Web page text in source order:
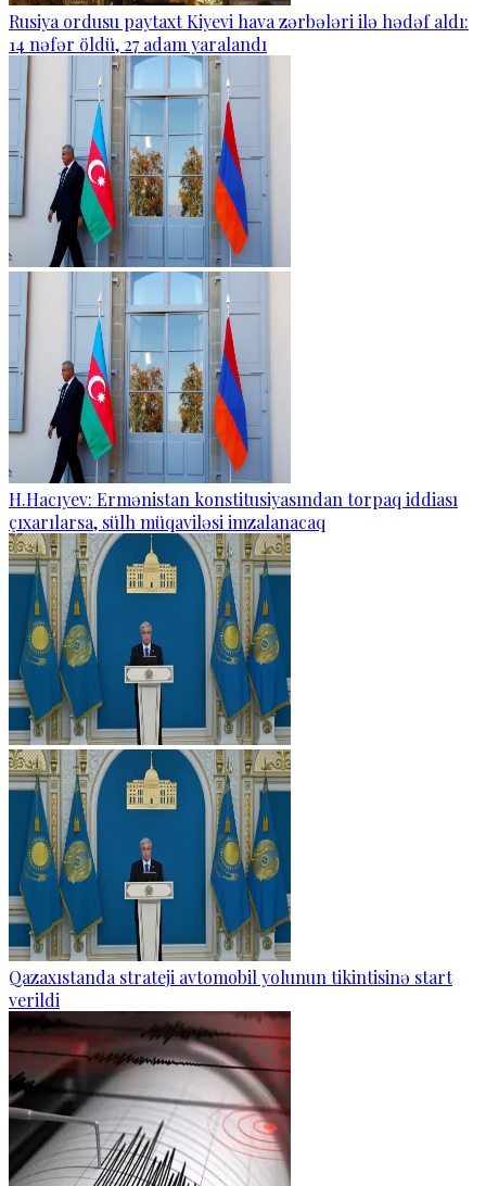
Rusiya ordusu paytaxt Kiyevi hava zərbələri ilə hədəf aldı:
14 nəfər öldü, 27 adam yaralandı
H.Hacıyev: Ermənistan konstitusiyasından torpaq iddiası
çıxarılarsa, sülh müqaviləsi imzalanacaq
Qazaxıstanda strateji avtomobil yolunun tikintisinə start
verildi